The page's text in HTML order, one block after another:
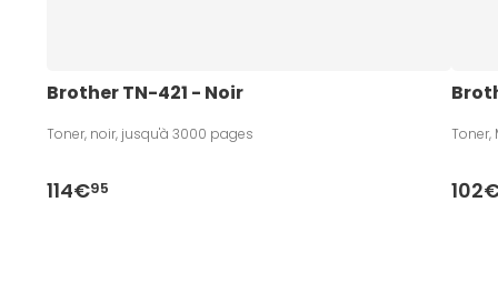
Brother TN-421 - Noir
Toner, noir, jusqu'à 3000 pages
114€95
Toner,